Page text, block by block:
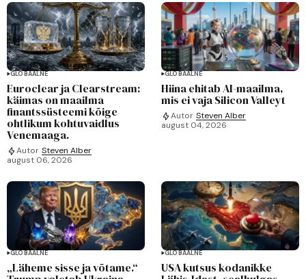
GLOBAALNE
Euroclear ja Clearstream:
käimas on maailma
finantssüsteemi kõige
ohtlikum kohtuvaidlus
Venemaaga.
Autor Steven Alber
august 06, 2026
GLOBAALNE
Hiina ehitab AI-maailma,
mis ei vaja Silicon Valleyt
Autor Steven Alber
august 04, 2026
GLOBAALNE
„Läheme sisse ja võtame.“
GLOBAALNE
USA kutsus kodanikke